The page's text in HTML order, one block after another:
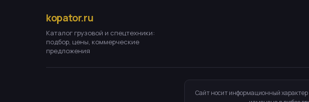
kopator.ru
Каталог грузовой и спецтехники:
подбор, цены, коммерческие
предложения
Сайт носит информационный